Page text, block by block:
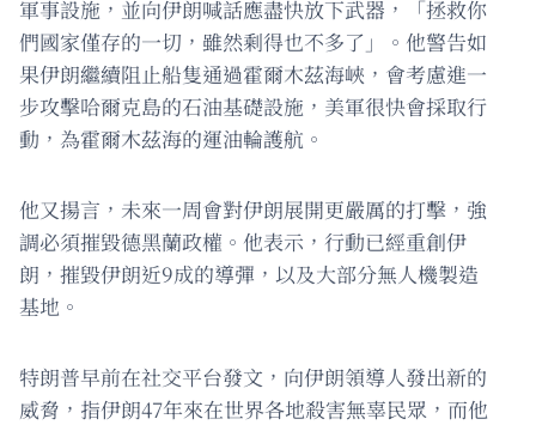
軍事設施，並向伊朗喊話應盡快放下武器，「拯救你
們國家僅存的一切，雖然剩得也不多了」。他警告如
果伊朗繼續阻止船隻通過霍爾木茲海峽，會考慮進一
步攻擊哈爾克島的石油基礎設施，美軍很快會採取行
動，為霍爾木茲海的運油輪護航。
他又揚言，未來一周會對伊朗展開更嚴厲的打擊，強
調必須摧毀德黑蘭政權。他表示，行動已經重創伊
朗，摧毀伊朗近9成的導彈，以及大部分無人機製造
基地。
特朗普早前在社交平台發文，向伊朗領導人發出新的
威脅，指伊朗47年來在世界各地殺害無辜民眾，而他